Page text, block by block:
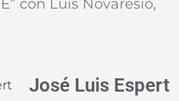
con Luis Novaresio,
José Luis Espert